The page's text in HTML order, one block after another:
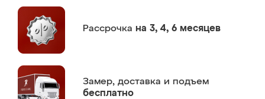
Рассрочка на 3, 4, 6 месяцев
Замер, доставка и подъем
бесплатно